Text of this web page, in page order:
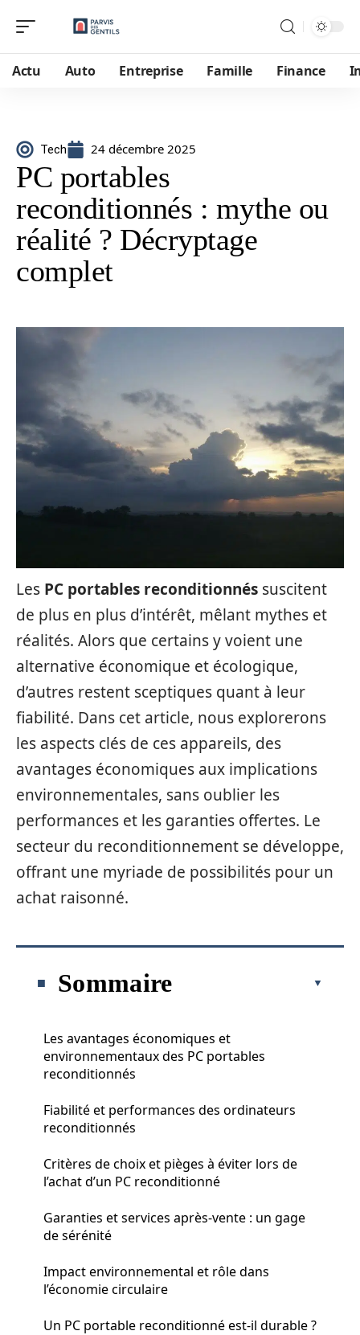
Actu Auto Entreprise Famille Finance
Tech 24 décembre 2025
PC portables
reconditionnés : mythe ou
réalité ? Décryptage
complet
Les PC portables reconditionnés suscitent
de plus en plus d’intérêt, mêlant mythes et
réalités. Alors que certains y voient une
alternative économique et écologique,
d’autres restent sceptiques quant à leur
fiabilité. Dans cet article, nous explorerons
les aspects clés de ces appareils, des
avantages économiques aux implications
environnementales, sans oublier les
performances et les garanties offertes. Le
secteur du reconditionnement se développe,
offrant une myriade de possibilités pour un
achat raisonné.
Sommaire
Les avantages économiques et
environnementaux des PC portables
reconditionnés
Fiabilité et performances des ordinateurs
reconditionnés
Critères de choix et pièges à éviter lors de
l’achat d’un PC reconditionné
Garanties et services après-vente : un gage
de sérénité
Impact environnemental et rôle dans
l’économie circulaire
Un PC portable reconditionné est-il durable ?